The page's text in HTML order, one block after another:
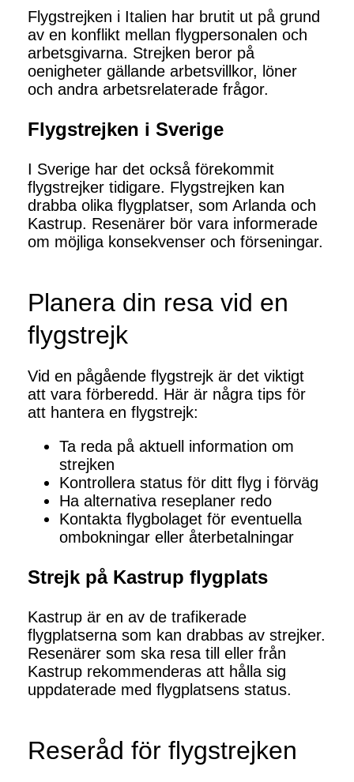
Flygstrejken i Italien har brutit ut på grund
av en konflikt mellan flygpersonalen och
arbetsgivarna. Strejken beror på
oenigheter gällande arbetsvillkor, löner
och andra arbetsrelaterade frågor.
Flygstrejken i Sverige
I Sverige har det också förekommit
flygstrejker tidigare. Flygstrejken kan
drabba olika flygplatser, som Arlanda och
Kastrup. Resenärer bör vara informerade
om möjliga konsekvenser och förseningar.
Planera din resa vid en
flygstrejk
Vid en pågående flygstrejk är det viktigt
att vara förberedd. Här är några tips för
att hantera en flygstrejk:
Ta reda på aktuell information om
strejken
Kontrollera status för ditt flyg i förväg
Ha alternativa reseplaner redo
Kontakta flygbolaget för eventuella
ombokningar eller återbetalningar
Strejk på Kastrup flygplats
Kastrup är en av de trafikerade
flygplatserna som kan drabbas av strejker.
Resenärer som ska resa till eller från
Kastrup rekommenderas att hålla sig
uppdaterade med flygplatsens status.
Reseråd för flygstrejken